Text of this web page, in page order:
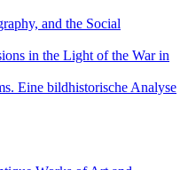
and the Social
in the Light of the War in
Eine bildhistorische Analyse